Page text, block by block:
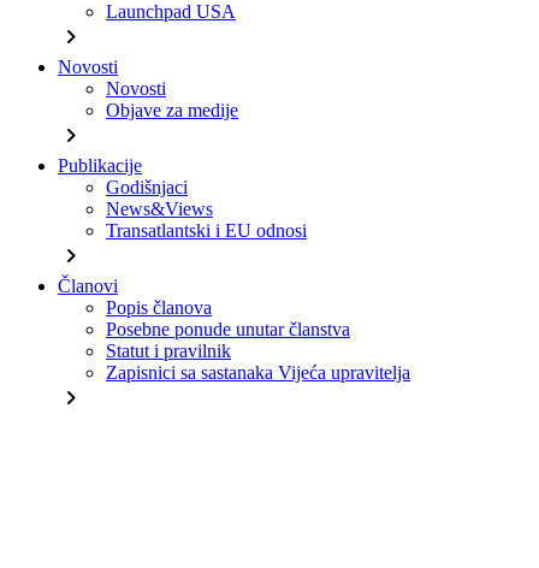
Launchpad USA
chevron_right
Novosti
Novosti
Objave za medije
chevron_right
Publikacije
Godišnjaci
News&Views
Transatlantski i EU odnosi
chevron_right
Članovi
Popis članova
Posebne ponude unutar članstva
Statut i pravilnik
Zapisnici sa sastanaka Vijeća upravitelja
chevron_right